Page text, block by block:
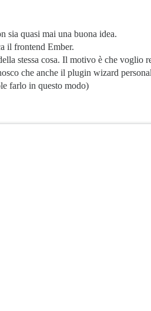
sia quasi mai una buona idea.
il frontend Ember.
stessa cosa. Il motivo è che voglio
che anche il plugin wizard
farlo in questo modo)